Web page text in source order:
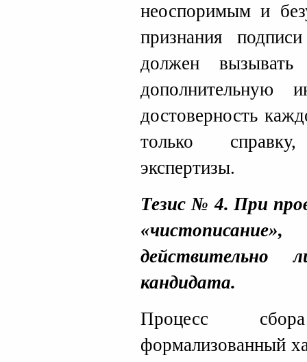
неоспоримым и
признания
должен вызывать
дополнительную
достоверность
только
экспертизы.
Тезис № 4. При
действительно
кандидата.
Процесс
формализованный